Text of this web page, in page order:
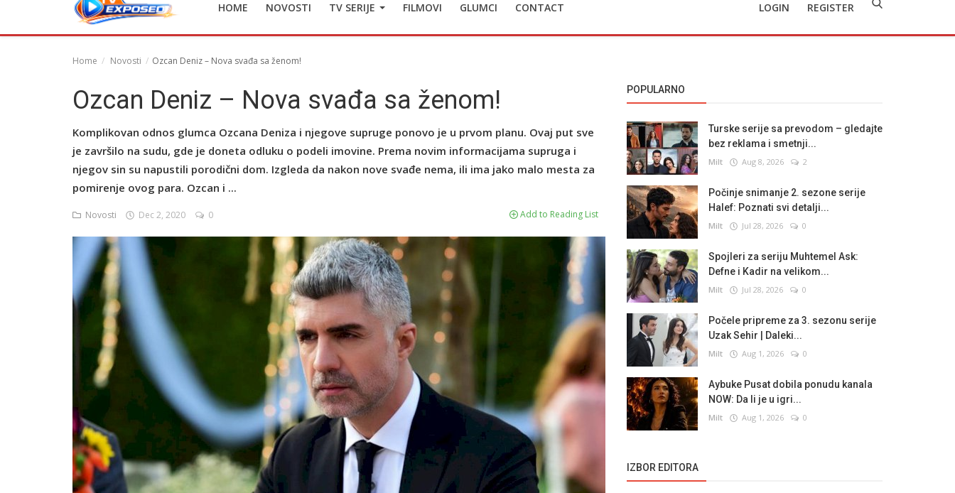
HOME NOVOSTI TV SERIJE FILMOVI GLUMCI CONTACT LOGIN REGISTER
Home Novosti Ozcan Deniz – Nova svađa sa ženom!
Ozcan Deniz – Nova svađa sa ženom!
Komplikovan odnos glumca Ozcana Deniza i njegove supruge ponovo je u prvom planu. Ovaj put sve
je završilo na sudu, gde je doneta odluku o podeli imovine. Prema novim informacijama supruga i
njegov sin su napustili porodični dom. Izgleda da nakon nove svađe nema, ili ima jako malo mesta za
pomirenje ovog para. Ozcan i ...
Novosti Dec 2, 2020 0 Add to Reading List
POPULARNO
Turske serije sa prevodom – gledajte
bez reklama i smetnji...
Milt Aug 8, 2026 2
Počinje snimanje 2. sezone serije
Halef: Poznati svi detalji...
Milt Jul 28, 2026 0
Spojleri za seriju Muhtemel Ask:
Defne i Kadir na velikom...
Milt Jul 28, 2026 0
Počele pripreme za 3. sezonu serije
Uzak Sehir | Daleki...
Milt Aug 1, 2026 0
Aybuke Pusat dobila ponudu kanala
NOW: Da li je u igri...
Milt Aug 1, 2026 0
IZBOR EDITORA